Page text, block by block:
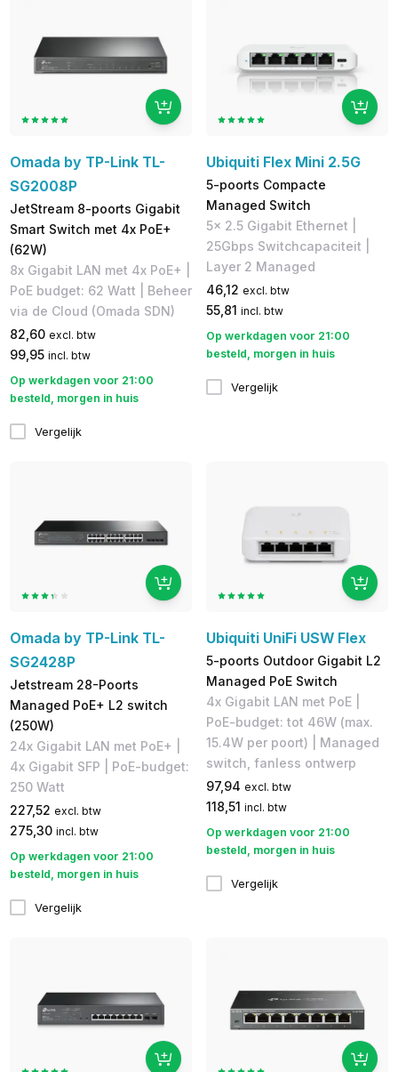
Omada by TP-Link TL-
SG2008P
JetStream 8-poorts Gigabit
Smart Switch met 4x PoE+
(62W)
8x Gigabit LAN met 4x PoE+ |
PoE budget: 62 Watt | Beheer
via de Cloud (Omada SDN)
82,60 excl. btw
99,95 incl. btw
Op werkdagen voor 21:00
besteld, morgen in huis
Vergelijk
Ubiquiti Flex Mini 2.5G
5-poorts Compacte
Managed Switch
5x 2.5 Gigabit Ethernet |
25Gbps Switchcapaciteit |
Layer 2 Managed
46,12 excl. btw
55,81 incl. btw
Op werkdagen voor 21:00
besteld, morgen in huis
Vergelijk
Omada by TP-Link TL-
SG2428P
Jetstream 28-Poorts
Managed PoE+ L2 switch
(250W)
24x Gigabit LAN met PoE+ |
4x Gigabit SFP | PoE-budget:
250 Watt
227,52 excl. btw
275,30 incl. btw
Op werkdagen voor 21:00
besteld, morgen in huis
Vergelijk
Ubiquiti UniFi USW Flex
5-poorts Outdoor Gigabit L2
Managed PoE Switch
4x Gigabit LAN met PoE |
PoE-budget: tot 46W (max.
15.4W per poort) | ​Managed
switch, fanless ontwerp
97,94 excl. btw
118,51 incl. btw
Op werkdagen voor 21:00
besteld, morgen in huis
Vergelijk